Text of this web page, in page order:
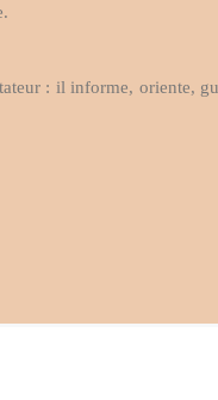
: il informe, oriente,